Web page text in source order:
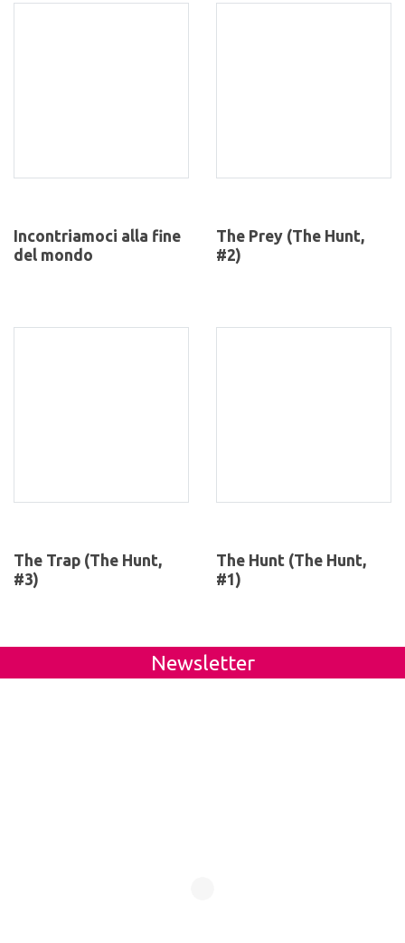
Incontriamoci alla fine
del mondo
The Prey (The Hunt,
#2)
The Trap (The Hunt,
#3)
The Hunt (The Hunt,
#1)
Newsletter